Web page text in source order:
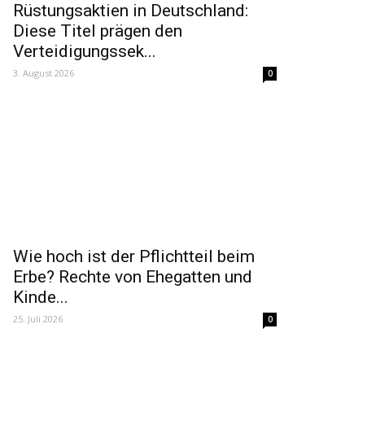
Rüstungsaktien in Deutschland:
Diese Titel prägen den
Verteidigungssek...
3. August 2026 0
Wie hoch ist der Pflichtteil beim
Erbe? Rechte von Ehegatten und
Kinde...
25. Juli 2026 0